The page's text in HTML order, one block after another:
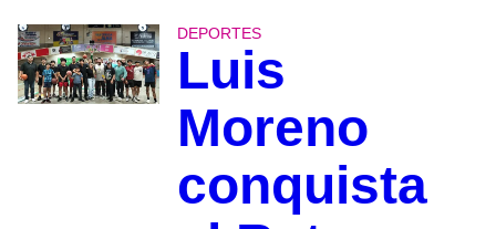
DEPORTES
Luis
Moreno
conquista